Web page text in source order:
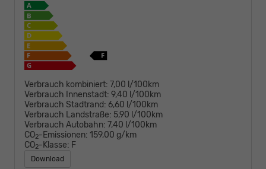
Verbrauch kombiniert: 7,00 l/100km
Verbrauch Innenstadt: 9,40 l/100km
Verbrauch Stadtrand: 6,60 l/100km
Verbrauch Landstraße: 5,90 l/100km
Verbrauch Autobahn: 7,40 l/100km
CO2-Emissionen: 159,00 g/km
CO2-Klasse: F
Download